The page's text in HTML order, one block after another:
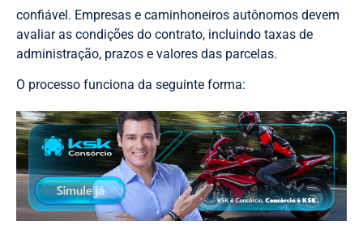
confiável. Empresas e caminhoneiros autônomos devem
avaliar as condições do contrato, incluindo taxas de
administração, prazos e valores das parcelas.
O processo funciona da seguinte forma: